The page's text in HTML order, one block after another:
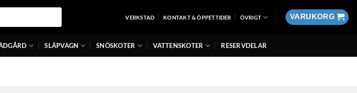
VERKSTAD KONTAKT & ÖPPETTIDER ÖVRIGT VARUKORG
SLÄPVAGN SNÖSKOTER VATTENSKOTER RESERVDELAR